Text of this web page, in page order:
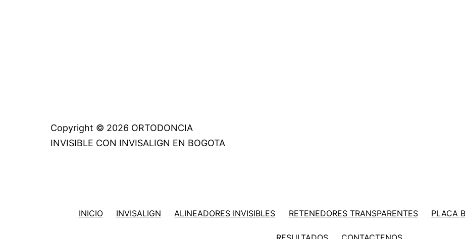
Copyright © 2026 ORTODONCIA
INVISIBLE CON INVISALIGN EN BOGOTA
INICIO INVISALIGN ALINEADORES INVISIBLES RETENEDORES TRANSPARENTES PLACA